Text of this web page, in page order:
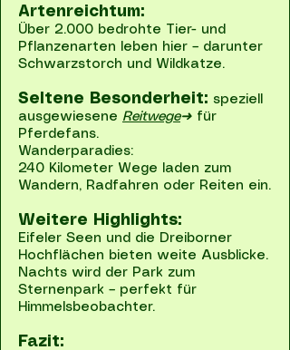
Artenreichtum:
Über 2.000 bedrohte Tier- und
Pflanzenarten leben hier – darunter
Schwarzstorch und Wildkatze.
Seltene Besonderheit: speziell
ausgewiesene Reitwege➜ für
Pferdefans.
Wanderparadies:
240 Kilometer Wege laden zum
Wandern, Radfahren oder Reiten ein.
Weitere Highlights:
Eifeler Seen und die Dreiborner
Hochflächen bieten weite Ausblicke.
Nachts wird der Park zum
Sternenpark – perfekt für
Himmelsbeobachter.
Fazit: